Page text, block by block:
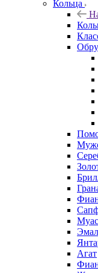
Кольца
Агат